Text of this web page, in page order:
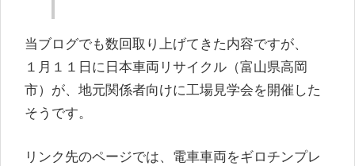
当ブログでも数回取り上げてきた内容ですが、
１月１１日に日本車両リサイクル（富山県高岡
市）が、地元関係者向けに工場見学会を開催した
そうです。
リンク先のページでは、電車車両をギロチンプレ